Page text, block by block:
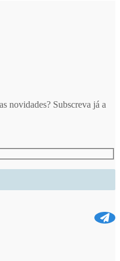
novidades? Subscreva já a